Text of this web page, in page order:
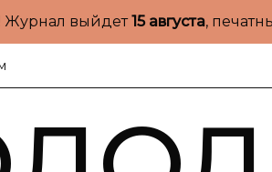
Журнал выйдет15 августа,